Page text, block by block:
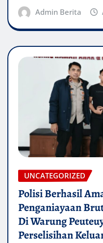
Admin Berita
UNCATEGORIZED
Polisi Berhasil
Penganiayaan
Di Warung
Perselisihan